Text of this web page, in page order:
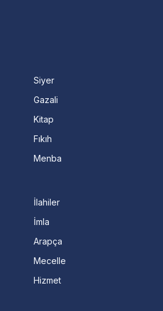
Siyer
Gazali
Kitap
Fıkıh
Menba
İlahiler
İmla
Arapça
Mecelle
Hizmet